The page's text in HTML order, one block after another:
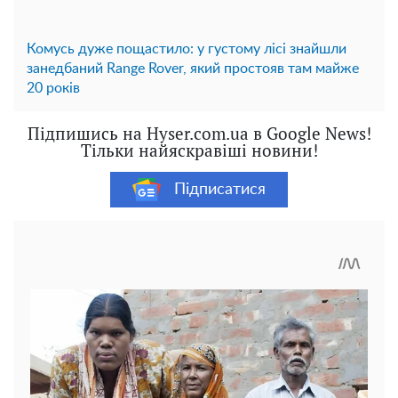
Комусь дуже пощастило: у густому лісі знайшли
занедбаний Range Rover, який простояв там майже
20 років
Підпишись на Hyser.com.ua в Google News!
Тільки найяскравіші новини!
Підписатися